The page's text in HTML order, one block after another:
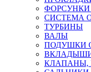
ФОРСУНКИ
СИСТЕМА
ТУРБИНЫ
ВАЛЫ
ПОДУШКИ
КЛАПАНЫ,